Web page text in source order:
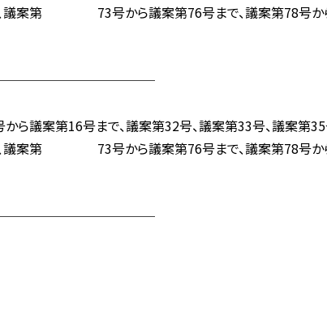
、議案第 73号から議案第76号まで、議案第78
ら議案第16号まで、議案第32号、議案第33号、議
、議案第 73号から議案第76号まで、議案第78